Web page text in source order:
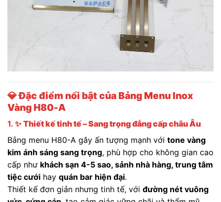
💎Đặc điểm nổi bật của Bảng Menu Inox
Vàng H80-A
1. ✨Thiết kế tinh tế – Sang trọng đẳng cấp châu Âu
Bảng menu H80-A gây ấn tượng mạnh với tone vàng
kim ánh sáng sang trọng, phù hợp cho không gian cao
cấp như khách sạn 4-5 sao, sảnh nhà hàng, trung tâm
tiệc cưới hay quán bar hiện đại.
Thiết kế đơn giản nhưng tinh tế, với đường nét vuông